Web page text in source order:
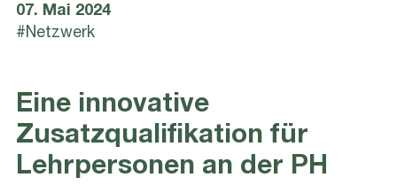
07. Mai 2024
#Netzwerk
Eine innovative
Zusatzqualifikation für
Lehrpersonen an der PH